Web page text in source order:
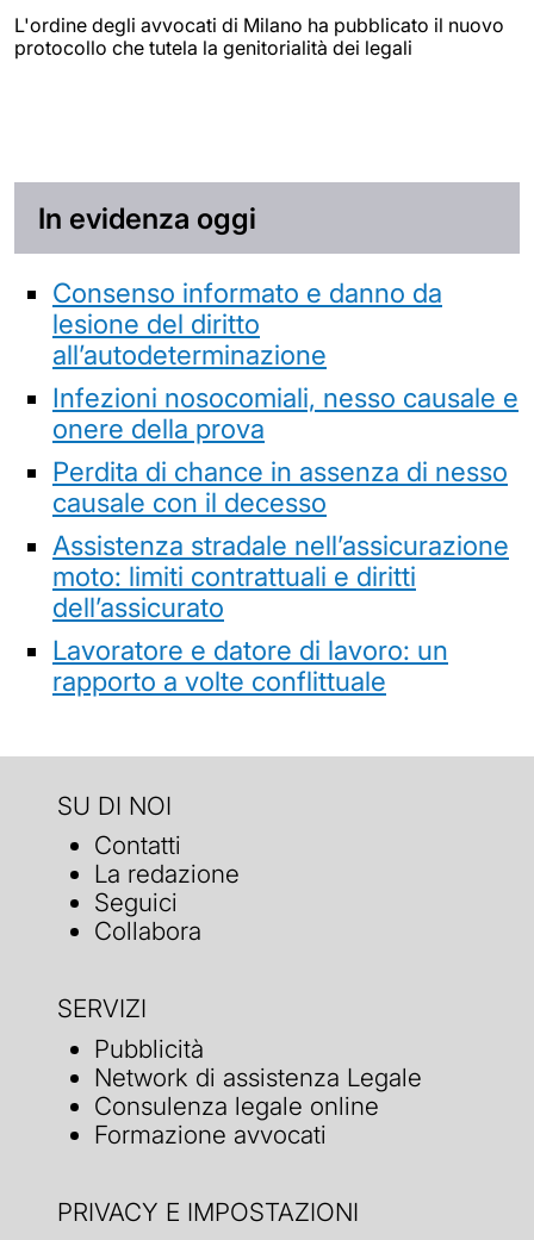
L'ordine degli avvocati di Milano ha pubblicato il nuovo
protocollo che tutela la genitorialità dei legali
In evidenza oggi
Consenso informato e danno da
lesione del diritto
all’autodeterminazione
Infezioni nosocomiali, nesso causale e
onere della prova
Perdita di chance in assenza di nesso
causale con il decesso
Assistenza stradale nell’assicurazione
moto: limiti contrattuali e diritti
dell’assicurato
Lavoratore e datore di lavoro: un
rapporto a volte conflittuale
SU DI NOI
Contatti
La redazione
Seguici
Collabora
SERVIZI
Pubblicità
Network di assistenza Legale
Consulenza legale online
Formazione avvocati
PRIVACY E IMPOSTAZIONI